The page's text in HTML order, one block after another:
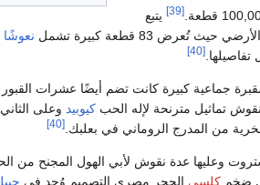
[39]
يتبع
تُعرض 83 قطعة كبيرة تشمل نعوشًا
[40]
جماعية كبيرة كانت تضم أيضًا عشرات القبور
تماثيل مترنحة لإله الحب كيوبيد وعلى
من المدرج الروماني في بعلبك. [40]
عدة نقوش لأبي الهول المجنح من
ضخم كلسي الحجر مصري التصميم وُجِد في